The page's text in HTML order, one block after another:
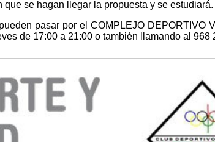
que se hagan llegar la propuesta y se estudiará.
pasar por el COMPLEJO DEPORTIVO
de 17:00 a 21:00 o también llamando al 968